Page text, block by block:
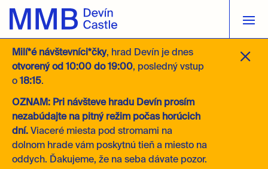
M
Milí*é návštevníci*čky, hrad Devín je dnes
otvorený od 10:00 do 19:00, posledný vstup
o 18:15.
OZNAM: Pri návšteve hradu Devín prosím
nezabúdajte na pitný režim počas horúcich
dní. Viaceré miesta pod stromami na
dolnom hrade vám poskytnú tieň a miesto na
oddych. Ďakujeme, že na seba dávate pozor.